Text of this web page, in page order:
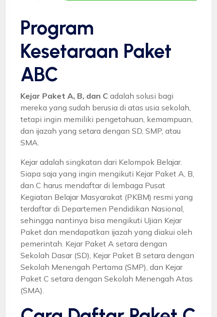
Program
Kesetaraan Paket
ABC
Kejar Paket A, B, dan C adalah solusi bagi
mereka yang sudah berusia di atas usia sekolah,
tetapi ingin memiliki pengetahuan, kemampuan,
dan ijazah yang setara dengan SD, SMP, atau
SMA.
Kejar adalah singkatan dari Kelompok Belajar.
Siapa saja yang ingin mengikuti Kejar Paket A, B,
dan C harus mendaftar di lembaga Pusat
Kegiatan Belajar Masyarakat (PKBM) resmi yang
terdaftar di Departemen Pendidikan Nasional,
sehingga nantinya bisa mengikuti Ujian Kejar
Paket dan mendapatkan ijazah yang diakui oleh
pemerintah. Kejar Paket A setara dengan
Sekolah Dasar (SD), Kejar Paket B setara dengan
Sekolah Menengah Pertama (SMP), dan Kejar
Paket C setara dengan Sekolah Menengah Atas
(SMA).